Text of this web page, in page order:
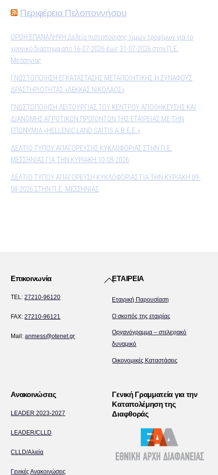
Περιφέρεια Πελοποννήσου
ΟΡΘΗ ΕΠΑΝΑΛΗΨΗ Δελτίο πιστοποίησης τιμών τροφίμων για το
χρονικό διάστημα από 16-07-2026 έως 31-07-2026 στην Π.Ε.
Μεσσηνίας
ΓΝΩΣΤΟΠΟΙΗΣΗ ΕΓΚΑΤΑΣΤΑΣΗΣ ΜΕΤΑΠΟΙΗΤΙΚΗΣ Ή ΣΥΝΑΦΟΥΣ
ΔΡΑΣΤΗΡΙΟΤΗΤΑΣ «ΛΕΚΚΑΣ ΝΙΚΟΛΑΟΣ»
ΓΝΩΣΤΟΠΟΙΗΣΗ ΛΕΙΤΟΥΡΓΙΑΣ ΤΟΥ ΚΕΝΤΡΟΥ ΑΠΟΘΗΚΕΥΣΗΣ ΚΑΙ
ΔΙΑΝΟΜΗΣ ΑΓΡΟΤΙΚΩΝ ΠΡΟΪΟΝΤΩΝ ΤΗΣ ΕΤΑΙΡΕΙΑΣ ΜΕ ΤΗΝ
ΕΠΩΝΥΜΙΑ «HELLENIC LAND SAITIS Α.Β.Ε.Ε.»
ΔΕΛΤΙΟ ΤΥΠΟΥ ΑΠΑΓΟΡΕΥΣΗΣ ΚΥΚΛΟΦΟΡΙΑΣ ΣΤΗΝ Π.Ε.
ΜΕΣΣΗΝΙΑΣ ΓΙΑ ΤΗΝ ΚΥΡΙΑΚΗ 10-08-2026
ΔΕΛΤΙΟ ΤΥΠΟΥ ΑΠΑΓΟΡΕΥΣΗ ΚΥΚΛΟΦΟΡΙΑΣ ΓΙΑ ΤΗΝ ΚΥΡΙΑΚΗ 09-
08-2026 ΣΤΗΝ Π.Ε. ΜΕΣΣΗΝΙΑΣ
Back
Top
Επικοινωνία
TEL:27210-96120
FAX:27210-96121
Mail:anmess@otenet.gr
ΕΤΑΙΡΕΙΑ
Εταιρική Παρουσίαση
Ο σκοπός της εταιρίας
Οργανόγραμμα – στελεχιακό
δυναμικό
Οικονομικές Καταστάσεις
Ανακοινώσεις
LEADER 2023-2027
LEADER/CLLD
CLLD/Αλιεία
Γενικές Ανακοινώσεις
Γενική Γραμματεία για την
Καταπολέμηση της
Διαφθοράς